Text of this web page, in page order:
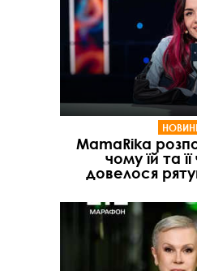
MamaRika
чому їй та
довелося